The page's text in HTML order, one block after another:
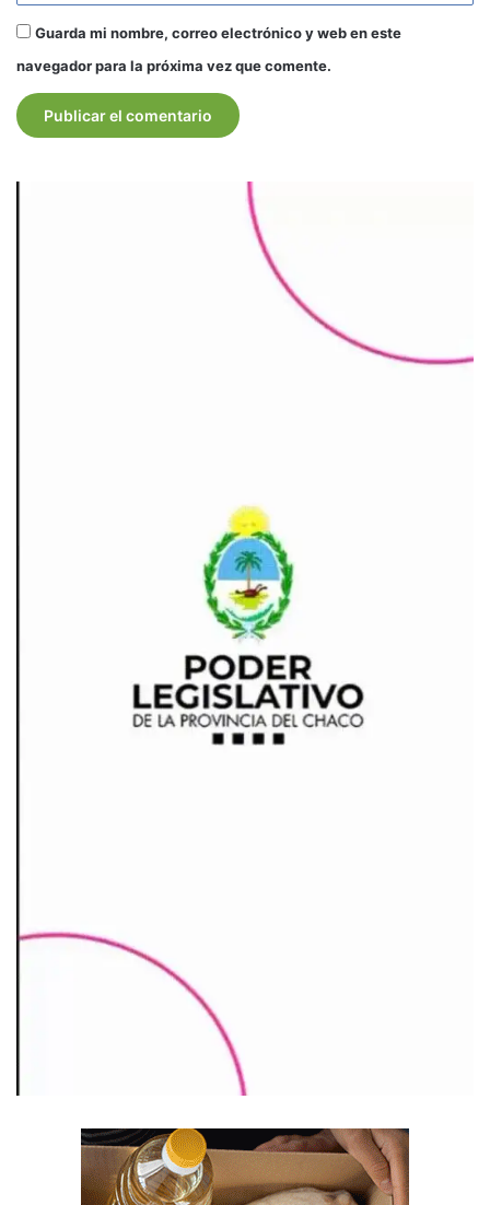
Guarda mi nombre, correo electrónico y web en este
navegador para la próxima vez que comente.